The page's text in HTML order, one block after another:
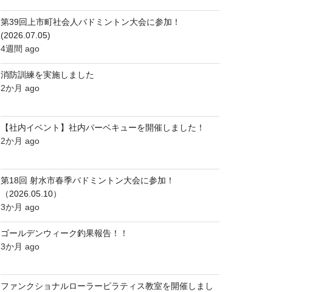
第39回上市町社会人バドミントン大会に参加！
(2026.07.05)
4週間 ago
消防訓練を実施しました
2か月 ago
【社内イベント】社内バーベキューを開催しました！
2か月 ago
第18回 射水市春季バドミントン大会に参加！
（2026.05.10）
3か月 ago
ゴールデンウィーク釣果報告！！
3か月 ago
ファンクショナルローラーピラティス教室を開催しまし